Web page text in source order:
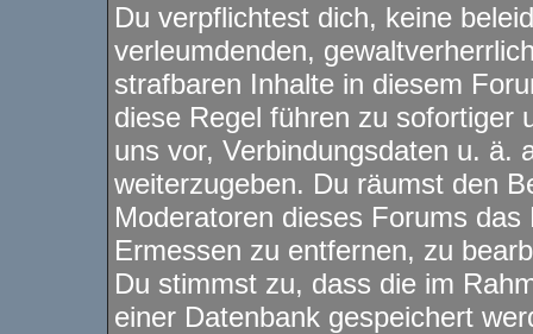
Du verpflichtest dich, keine
verleumdenden,
strafbaren Inhalte in diesem
diese Regel führen zu sofortiger
uns vor, Verbindungsdaten u. ä.
weiterzugeben. Du räumst den
Moderatoren dieses Forums
Ermessen zu entfernen, zu
Du stimmst zu, dass die im
einer Datenbank gespeichert